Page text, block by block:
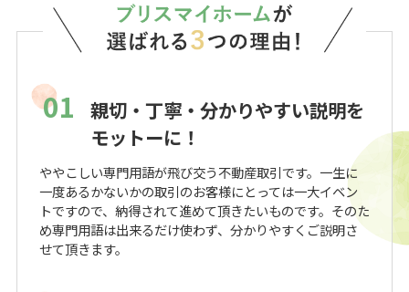
01
親切・丁寧・分かりやすい説明を
モットーに！
ややこしい専門用語が飛び交う不動産取引です。一生に
一度あるかないかの取引のお客様にとっては一大イベン
トですので、納得されて進めて頂きたいものです。そのた
め専門用語は出来るだけ使わず、分かりやすくご説明さ
せて頂きます。